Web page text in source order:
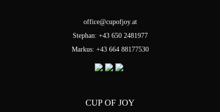
office@cupofjoy.at
Stephan: +43 650 2481977
Markus: +43 664 88177530
CUP OF JOY